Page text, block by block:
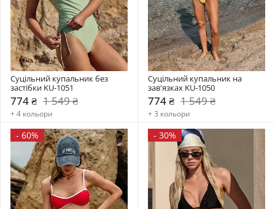
Суцільний купальник без
застібки KU-1051
774 ₴ 1 549 ₴
+ 4 кольори
Суцільний купальник на
зав'язках KU-1050
774 ₴ 1 549 ₴
+ 3 кольори
- 60% - 30%